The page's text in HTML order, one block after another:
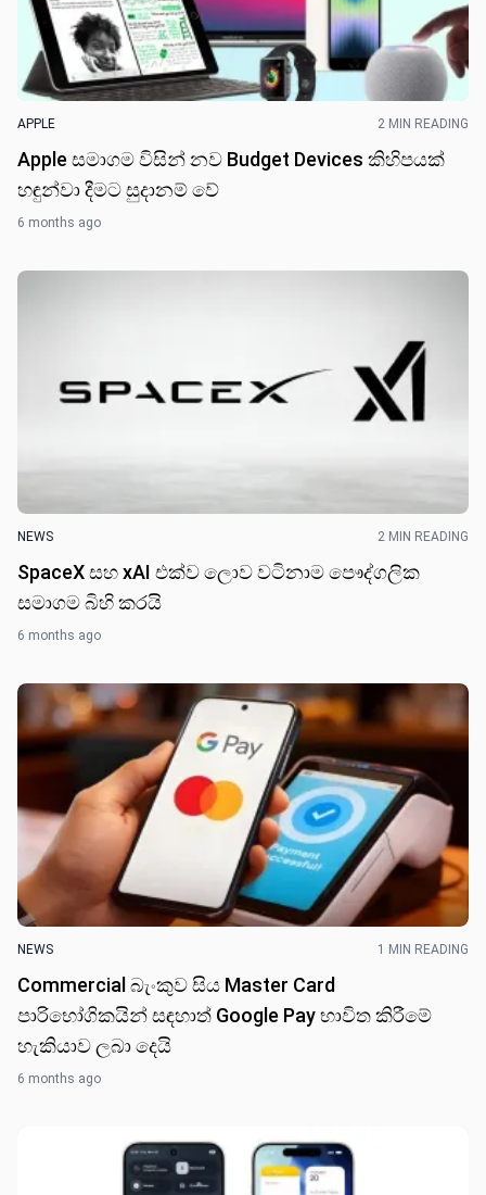
APPLE 2 MIN READING
Apple සමාගම විසින් නව Budget Devices කිහිපයක්
හඳුන්වා දීමට සුදානම් වේ
6 months ago
NEWS 2 MIN READING
SpaceX සහ xAI එක්ව ලොව වටිනාම පෞද්ගලික
සමාගම බිහි කරයි
6 months ago
NEWS 1 MIN READING
Commercial බැංකුව සිය Master Card
පාරිභෝගිකයින් සඳහාත් Google Pay භාවිත කිරීමේ
හැකියාව ලබා දෙයි
6 months ago